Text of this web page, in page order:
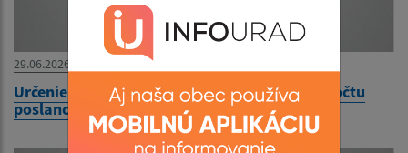
29.06.2026
Určenie a zverejnenie volebných obvodov a počtu
poslancov v obecnom zastupiteľstve